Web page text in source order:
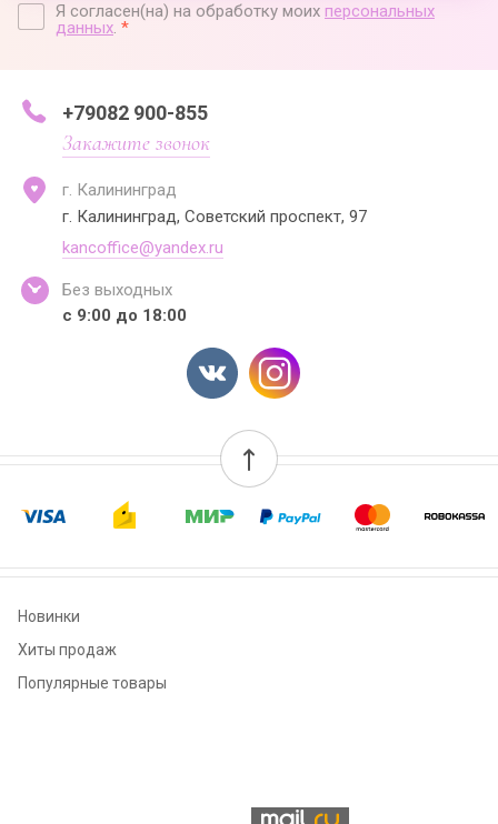
Я согласен(на) на обработку моих персональных
данных. *
+79082 900-855
Закажите звонок
г. Калининград
г. Калининград, Советский проспект, 97
kancoffice@yandex.ru
Без выходных
с 9:00 до 18:00
Новинки
Хиты продаж
Популярные товары